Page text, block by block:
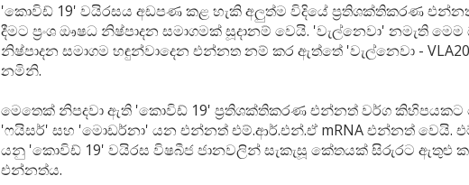
'කොවිඩ් 19' වයිරසය අඩපණ කළ හැකි අලුත්ම විදියේ ප්‍රතිශක්තිකරණ
දීමට ප්‍රංශ ඖෂධ නිෂ්පාදන සමාගමක් සූදානම් වෙයි. 'වැල්නෙවා' නමැති
නිෂ්පාදන සමාගම හඳුන්වාදෙන එන්නත නම් කර ඇත්තේ 'වැල්නෙවා -
නමිනි.
මෙතෙක් නිපදවා ඇති 'කොවිඩ් 19' ප්‍රතිශක්තිකරණ එන්නත් වර්ග කිහිපයකට
'ෆයිසර්' සහ 'මොඩර්නා' යන එන්නත් එම්.ආර්.එන්.ඒ mRNA එන්නත් වෙයි.
යනු 'කොවිඩ් 19' වයිරස විෂබීජ ජානවලින් සැකැසූ කේතයක් සිරුරට ඇතුළු
එන්නත්ය.